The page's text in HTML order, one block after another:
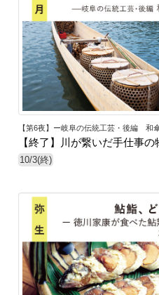
【第6夜】ー岐阜の伝統工芸・後編 和
【終了】川が繋いだ手仕事の
10/3(終)